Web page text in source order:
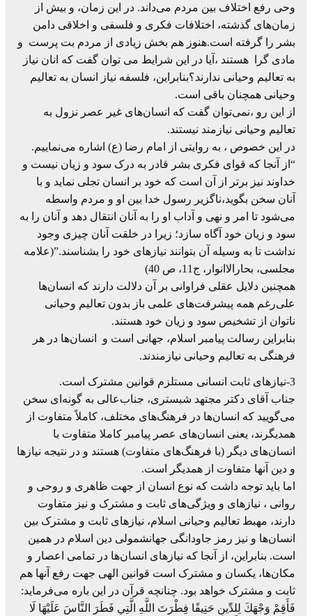
وحی رفع اختلاف بین مردم می‌داند. در این زمان، و بیش از
زمان‌های گذشته، اختلافات فکری و فلسفی و اخلاقی دامن
بشر را گرفته است.هنوز هم بخش زیادی از مردم بت پرست و
مادی گرا هستند ،آیا در این شرایط می توان گفت که انان نیاز
به تعالیم وحیانی ندارند؟بنابراین، فلسفه نیاز انسان به تعالیم
وحیانی همچنان باقی است.
از این رو ،نمی‌توان گفت که انسان‌های غیر عصر نزول به
تعالیم وحیانی نیازمند نیستند.
در این خصوص ، به روایتی از امام رضا (ع) اشاره می‌نماییم.
“از آنجا که قوای فکری بشر قادر به درک سود و زیان نیست و
خداوند نیز برتر از آن است که خود بر انسان تجلی نماید و با
آنان سخن بگوید،ناگزیر رسول خدا بین او و مردم واسطه
می‌شود تا امر و نهی و آداب او را به آنان انتقال دهد و آنان را به
سود و زیان خود آگاه سازد؛ زیرا در خلقت آنان چیزی وجود
نداشت تا به وسیله آن بتوانند نیازهای خود را بشناسند.”(علامه
مجلسی، بحارالاانوار، ج11، ص 40)
همچنین دلایل عقلی فراوانی بر آن دلالت دارند که انسان‌ها
علی‌رغم همه پیشرفت‌های علمی باز بدون تعالیم وحیانی
ناتوان از تشخیص سود و زیان خود هستند.
بنابراین رسالت پیامبر اسلام، جهانی است و انسان‌ها در هر
فرهنگی به تعالیم وحیانی نیازمندند.
3-نیازهای ثابت انسانی مستلزم قوانین مشترک است.
جناب آقای دکتر مجتهد شبستری، جناب‌عالی به گونه‌ای سخن
می‌گویید که انسان‌ها در فرهنگ‌های مختلف، کاملاً متفاوت از
همدیگرند، یعنی انسان‌های عصر پیامبر کاملا متفاوت با
انسان‌های دیگر (با فرهنگ‌های متفاوت) هستند و در نتیجه نیازها
و دین آنها متفاوت از همدیگر است.
اما باید توجه داشت که نوع انسان از جهت ظاهری و روحی و
روانی ، نیازهای و ویژگی‌های ثابت و مشترک و نیز متفاوت
دارند، مهبط تعالیم وحیانی اسلام، نیازهای ثابت و مشترک بین
انسان‌ها و نیز رمز جاودانگی جهانشمولی دین اسلام در همین
است. بنابراین، از آنجا که نیازهای انسان‌ها در تمامی اعصار و
مکان‌ها، یکسان و مشترک است قوانین الهی جهت رفع آنها هم
ثابت و مشترک خواهد بود. چنانچه قرآن در این باره می‌فرماید:
فَأَقِمْ وَجْهَكَ لِلدِّينِ حَنِيفًا فِطْرَتَ اللَّهِ الَّتِي فَطَرَ النَّاسَ عَلَيْهَا لَا